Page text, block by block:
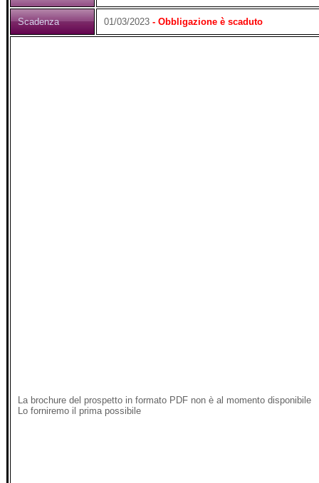
Scadenza 01/03/2023 - Obbligazione è scaduto
La brochure del prospetto in formato PDF non è al momento disponibile
Lo forniremo il prima possibile